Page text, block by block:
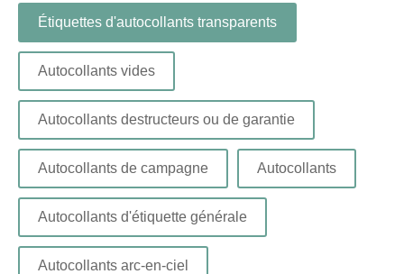
Étiquettes d'autocollants transparents
Autocollants vides
Autocollants destructeurs ou de garantie
Autocollants de campagne Autocollants
Autocollants d'étiquette générale
Autocollants arc-en-ciel